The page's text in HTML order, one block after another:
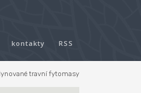
kontakty RSS
travní fytomasy